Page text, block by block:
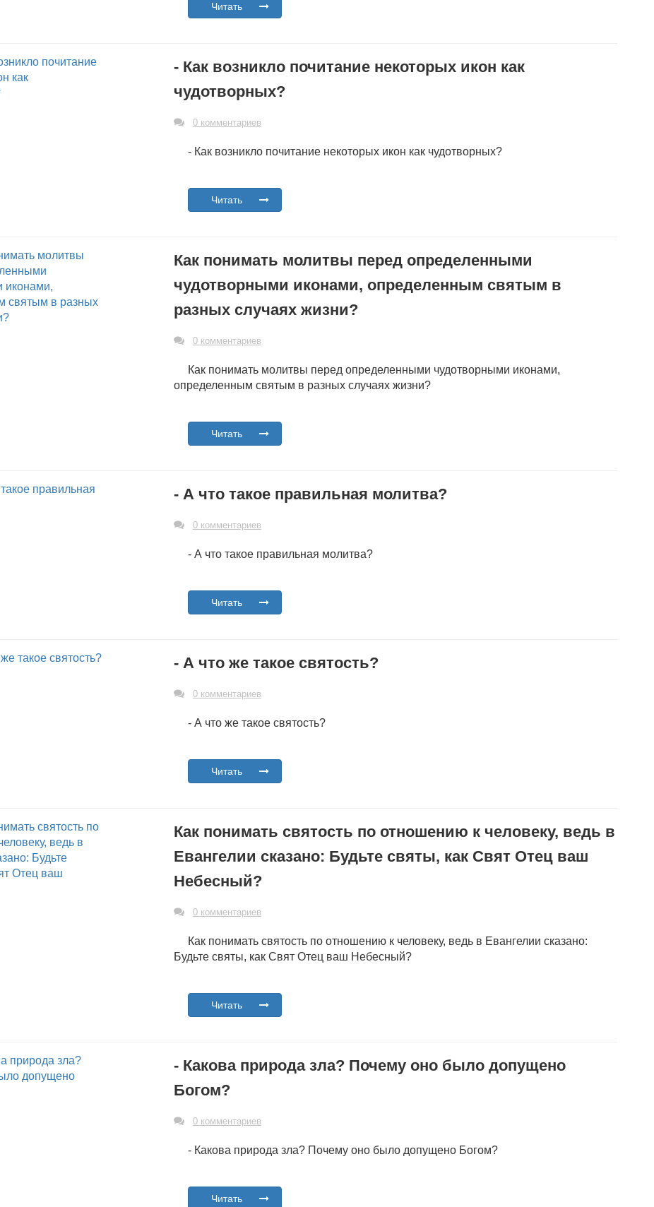
Читать
- Как возникло почитание некоторых икон как
чудотворных?
0 комментариев
- Как возникло почитание некоторых икон как чудотворных?
Читать
Как понимать молитвы перед определенными
чудотворными иконами, определенным святым в
разных случаях жизни?
0 комментариев
Как понимать молитвы перед определенными чудотворными иконами,
определенным святым в разных случаях жизни?
Читать
- А что такое правильная молитва?
0 комментариев
- А что такое правильная молитва?
Читать
- А что же такое святость?
0 комментариев
- А что же такое святость?
Читать
Как понимать святость по отношению к человеку, ведь в
Евангелии сказано: Будьте святы, как Свят Отец ваш
Небесный?
0 комментариев
Как понимать святость по отношению к человеку, ведь в Евангелии сказано:
Будьте святы, как Свят Отец ваш Небесный?
Читать
- Какова природа зла? Почему оно было допущено
Богом?
0 комментариев
- Какова природа зла? Почему оно было допущено Богом?
Читать